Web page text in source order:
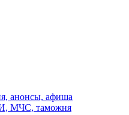
анонсы, афиша
МЧС, таможня